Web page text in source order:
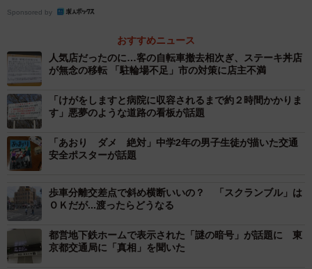
踏まえ、整備する場合はある」と説明する。
道路表示を施して間もないうちに、はがされてしまうケ
ースもある。左京区の二条通周辺では、道路表示を整備し
てから１カ月余りで工事で掘り返された箇所があった。自
転車政策推進室は「土木事務所などと最大限の調整をして
いるが、水道やガスの緊急工事もあるのですべてを調整で
きているわけではない」と話す。
京都市内の自転車が関わる事故は、１８年で９５４件と
１０年前に比べれば６割も減少している。道路表示も含
め、自転車走行のルール順守を促す取り組みが一定浸透し
ている可能性がある。一方で、税金を投じる以上、費用対
効果という視点も大事だろう。自転車政策推進室は「今後
Sponsored by
おすすめニュース
人気店だったのに…客の自転車撤去相次ぎ、ステーキ丼店
が無念の移転 「駐輪場不足」市の対策に店主不満
「けがをしますと病院に収容されるまで約２時間かかりま
す」悪夢のような道路の看板が話題
「あおり ダメ 絶対」中学2年の男子生徒が描いた交通
安全ポスターが話題
歩車分離交差点で斜め横断いいの？ 「スクランブル」は
ＯＫだが...渡ったらどうなる
都営地下鉄ホームで表示された「謎の暗号」が話題に 東
京都交通局に「真相」を聞いた